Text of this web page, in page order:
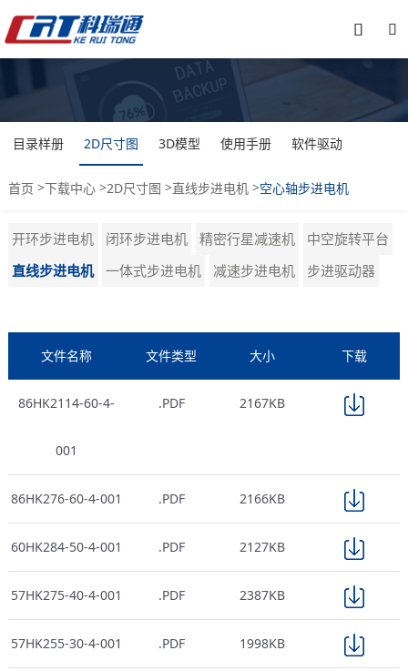


目录样册 2D尺寸图 3D模型 使用手册 软件驱动
首页 >下载中心>2D尺寸图 >直线步进电机>空心轴步进电机
开环步进电机 闭环步进电机 精密行星减速机
中空旋转平台
直线步进电机
一体式步进电机 减速步进电机 步进驱动器
文件名称 文件类型 大小 下载
86HK2114-60-4-
001
.PDF 2167KB
86HK276-60-4-001 .PDF 2166KB
60HK284-50-4-001 .PDF 2127KB
57HK275-40-4-001 .PDF 2387KB
57HK255-30-4-001 .PDF 1998KB